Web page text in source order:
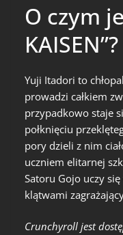
O czym
KAISEN”?
Yuji Itadori to
prowadzi całkiem
przypadkowo staje
połknięciu
pory dzieli z nim
uczniem elitarnej
Satoru Gojo uczy
klątwami
Crunchyroll jest